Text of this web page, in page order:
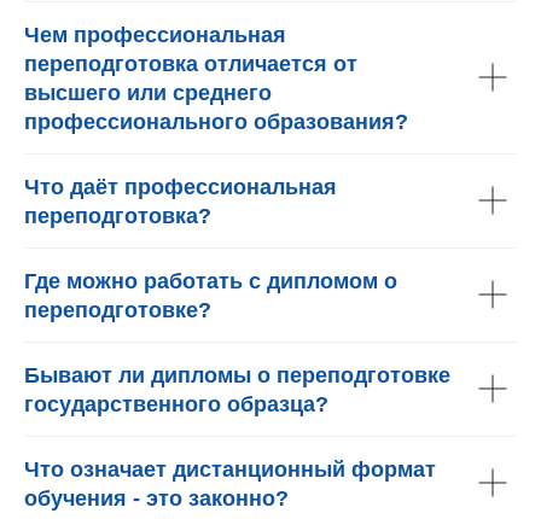
Чем профессиональная
переподготовка отличается от
высшего или среднего
профессионального образования?
Что даёт профессиональная
переподготовка?
Где можно работать с дипломом о
переподготовке?
Бывают ли дипломы о переподготовке
государственного образца?
Что означает дистанционный формат
обучения - это законно?